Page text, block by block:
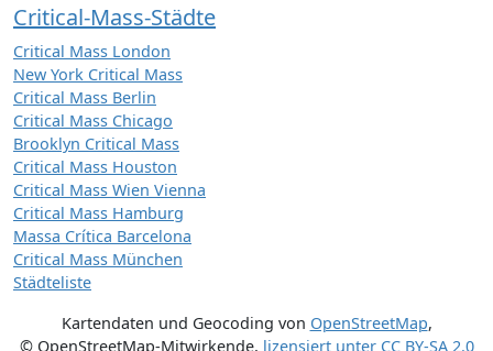
Critical-Mass-Städte
Critical Mass London
New York Critical Mass
Critical Mass Berlin
Critical Mass Chicago
Brooklyn Critical Mass
Critical Mass Houston
Critical Mass Wien Vienna
Critical Mass Hamburg
Massa Crítica Barcelona
Critical Mass München
Städteliste
Kartendaten und Geocoding von OpenStreetMap,
© OpenStreetMap-Mitwirkende, lizensiert unter CC BY-SA 2.0